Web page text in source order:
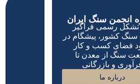
انجمن سنگ ایران
تشکل رسمی فراگیر
کشور، پیشگام در
فضای کسب و کار
سنگ از معدن تا
و بازرگانی
درباره ما